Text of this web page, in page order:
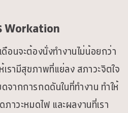
Workation
อนจะต้องนั่งทำงานไม่น้อยกว่า
เรามีสุขภาพที่แย่ลง สภาวะจิตใจ
ากการกดดันในที่ทำงาน ทำให้
าวะหมดไฟ และผลงานที่เรา